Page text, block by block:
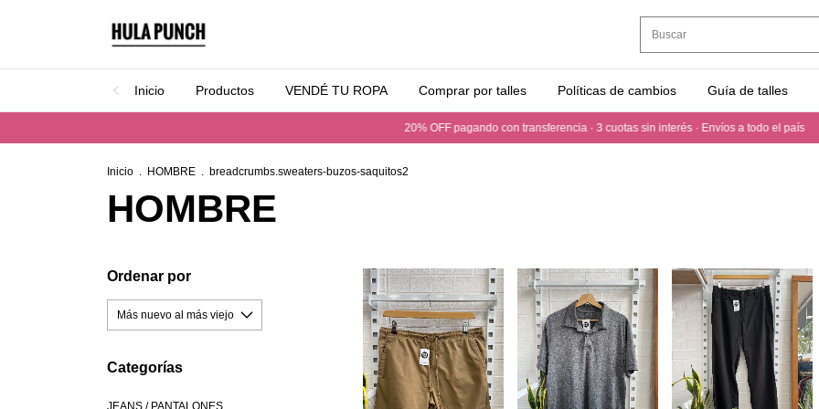
Inicio Productos VENDÉ TU ROPA Comprar por talles Políticas de cambios Guía de talles
20% OFF pagando con transferencia · 3 cuotas sin interés · Envíos a todo el país 20% OFF
Inicio . HOMBRE . breadcrumbs.sweaters-buzos-saquitos2
HOMBRE
Ordenar por
Categorías
JEANS / PANTALONES